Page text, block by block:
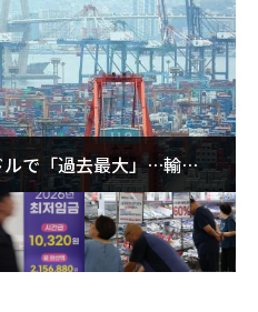
で「過去最大」…輸出